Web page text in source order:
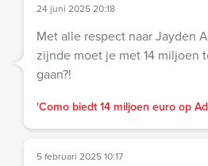
24 juni 2025 20:18
Met alle respect naar Jayden
zijnde moet je met 14 miljoen
gaan?!
'Como biedt 14 miljoen euro op
5 februari 2025 10:17